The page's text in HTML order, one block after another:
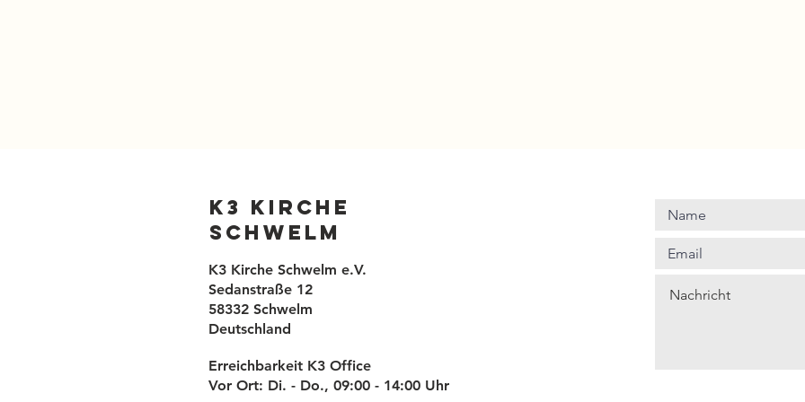
K3 Kirche
Schwelm
K3 Kirche Schwelm e.V.
Sedanstraße 12
58332 Schwelm
Deutschland
Erreichbarkeit K3 Office
Vor Ort: Di. - Do., 09:00 - 14:00 Uhr